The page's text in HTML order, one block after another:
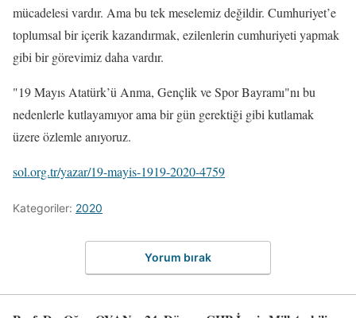
mücadelesi vardır. Ama bu tek meselemiz değildir. Cumhuriyet’e
toplumsal bir içerik kazandırmak, ezilenlerin cumhuriyeti yapmak
gibi bir görevimiz daha vardır.
"19 Mayıs Atatürk’ü Anma, Gençlik ve Spor Bayramı"nı bu
nedenlerle kutlayamıyor ama bir gün gerektiği gibi kutlamak
üzere özlemle anıyoruz.
sol.org.tr/yazar/19-mayis-1919-2020-4759
Kategoriler: 2020
Yorum bırak